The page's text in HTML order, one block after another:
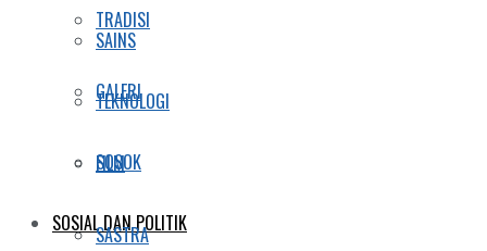
SAINS
TEKNOLOGI
SOSOK
SOSIAL DAN POLITIK
TRADISI
GALERI
FILM
SASTRA